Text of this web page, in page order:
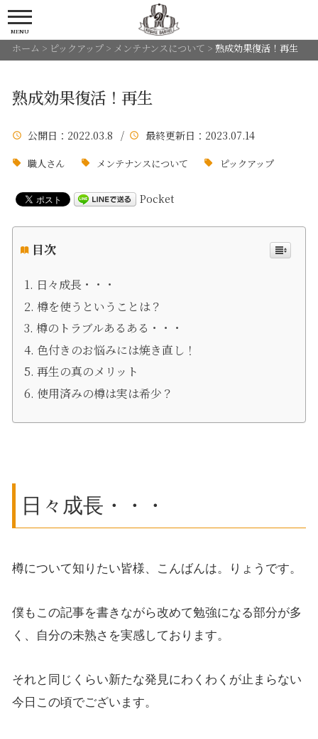
MENU
ホーム > ピックアップ> メンテナンスについて > 熟成効果復活！再生
熟成効果復活！再生
公開日 ：2022.03.8 / 最終更新日 ：2023.07.14
職人さん メンテナンスについて ピックアップ
Pocket
目次
日々成長・・・
樽を使うということは？
樽のトラブルあるある・・・
色付きのお悩みには焼き直し！
再生の真のメリット
使用済みの樽は実は希少？
日々成長・・・
樽について知りたい皆様、こんばんは。りょうです。
僕もこの記事を書きながら改めて勉強になる部分が多
く、自分の未熟さを実感しております。
それと同じくらい新たな発見にわくわくが止まらない
今日この頃でございます。